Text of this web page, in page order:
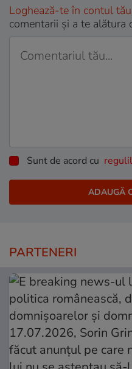
Loghează-te în contul tău
comentarii și a te alătura
Sunt de acord cu
PARTENERI